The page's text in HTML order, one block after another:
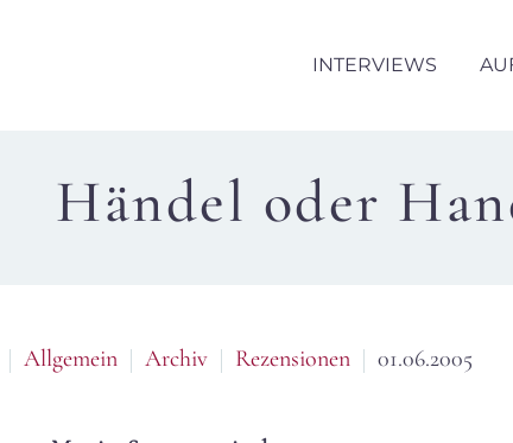
INTERVIEWS
Händel oder
Allgemein Archiv Rezensionen 01.06.2005